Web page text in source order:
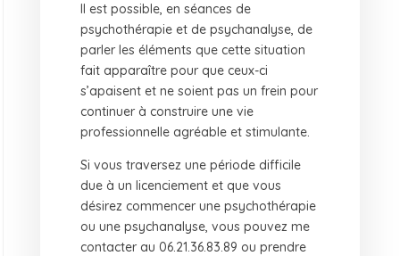
Il est possible, en séances de
psychothérapie et de psychanalyse, de
parler les éléments que cette situation
fait apparaître pour que ceux-ci
s’apaisent et ne soient pas un frein pour
continuer à construire une vie
professionnelle agréable et stimulante.
Si vous traversez une période difficile
due à un licenciement et que vous
désirez commencer une psychothérapie
ou une psychanalyse, vous pouvez me
contacter au 06.21.36.83.89 ou prendre